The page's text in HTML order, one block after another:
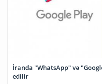
İranda "WhatsApp" və
edilir